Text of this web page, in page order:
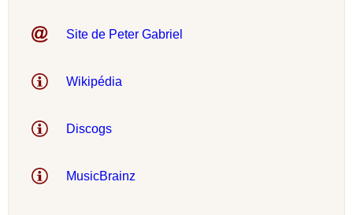
Site de Peter Gabriel
Wikipédia
Discogs
MusicBrainz